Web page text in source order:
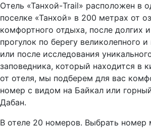
Отель «Танхой-Trail» расположен в
поселке «Танхой» в 200 метрах от
комфортного отдыха, после долгих
прогулок по берегу великолепного
или после исследования
заповедника, который находится в
от отеля, мы подберем для вас
номер с видом на Байкал или
Дабан.
В отеле 20 номеров. Выбрать номер